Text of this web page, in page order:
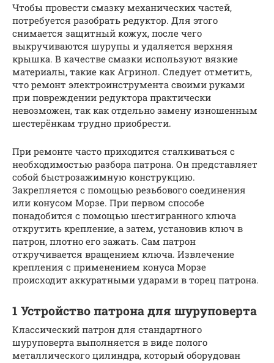
Чтобы провести смазку механических частей,
потребуется разобрать редуктор. Для этого
снимается защитный кожух, после чего
выкручиваются шурупы и удаляется верхняя
крышка. В качестве смазки используют вязкие
материалы, такие как Агринол. Следует отметить,
что ремонт электроинструмента своими руками
при повреждении редуктора практически
невозможен, так как отдельно замену изношенным
шестерёнкам трудно приобрести.
При ремонте часто приходится сталкиваться с
необходимостью разбора патрона. Он представляет
собой быстрозажимную конструкцию.
Закрепляется c помощью резьбового соединения
или конусом Морзе. При первом способе
понадобится с помощью шестигранного ключа
открутить крепление, а затем, установив ключ в
патрон, плотно его зажать. Сам патрон
откручивается вращением ключа. Извлечение
крепления с применением конуса Морзе
происходит аккуратными ударами в торец патрона.
1 Устройство патрона для шуруповерта
Классический патрон для стандартного
шуруповерта выполняется в виде полого
металлического цилиндра, который оборудован